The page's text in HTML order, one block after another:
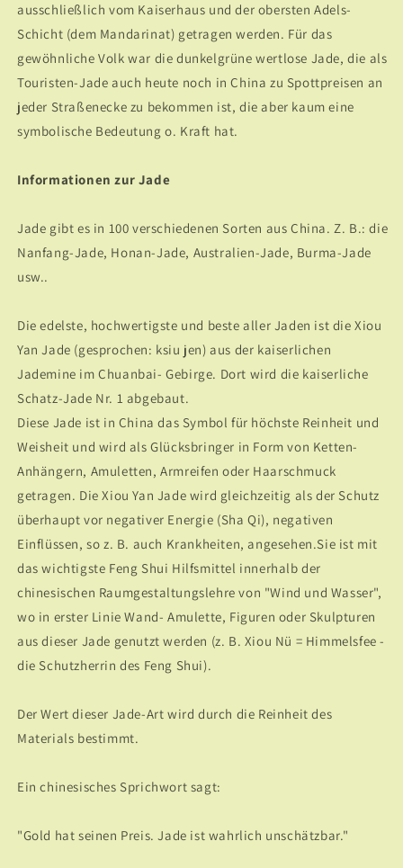
ausschließlich vom Kaiserhaus und der obersten Adels-
Schicht (dem Mandarinat) getragen werden. Für das
gewöhnliche Volk war die dunkelgrüne wertlose Jade, die als
Touristen-Jade auch heute noch in China zu Spottpreisen an
jeder Straßenecke zu bekommen ist, die aber kaum eine
symbolische Bedeutung o. Kraft hat.
Informationen zur Jade
Jade gibt es in 100 verschiedenen Sorten aus China. Z. B.: die
Nanfang-Jade, Honan-Jade, Australien-Jade, Burma-Jade
usw..
Die edelste, hochwertigste und beste aller Jaden ist die Xiou
Yan Jade (gesprochen: ksiu jen) aus der kaiserlichen
Jademine im Chuanbai- Gebirge. Dort wird die kaiserliche
Schatz-Jade Nr. 1 abgebaut.
Diese Jade ist in China das Symbol für höchste Reinheit und
Weisheit und wird als Glücksbringer in Form von Ketten-
Anhängern, Amuletten, Armreifen oder Haarschmuck
getragen. Die Xiou Yan Jade wird gleichzeitig als der Schutz
überhaupt vor negativer Energie (Sha Qi), negativen
Einflüssen, so z. B. auch Krankheiten, angesehen.Sie ist mit
das wichtigste Feng Shui Hilfsmittel innerhalb der
chinesischen Raumgestaltungslehre von "Wind und Wasser",
wo in erster Linie Wand- Amulette, Figuren oder Skulpturen
aus dieser Jade genutzt werden (z. B. Xiou Nü = Himmelsfee -
die Schutzherrin des Feng Shui).
Der Wert dieser Jade-Art wird durch die Reinheit des
Materials bestimmt.
Ein chinesisches Sprichwort sagt:
"Gold hat seinen Preis. Jade ist wahrlich unschätzbar."